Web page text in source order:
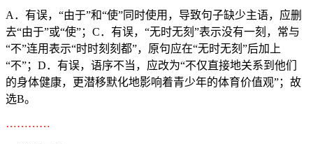
A．有误，“由于”和“使”同时使用，导致句子缺少主语，应删
去“由于”或“使”；C．有误，“无时无刻”表示没有一刻，常与
“不”连用表示“时时刻刻都”，原句应在“无时无刻”后加上
“不”；D．有误，语序不当，应改为“不仅直接地关系到他们
的身体健康，更潜移默化地影响着青少年的体育价值观”；故
选B。
…………